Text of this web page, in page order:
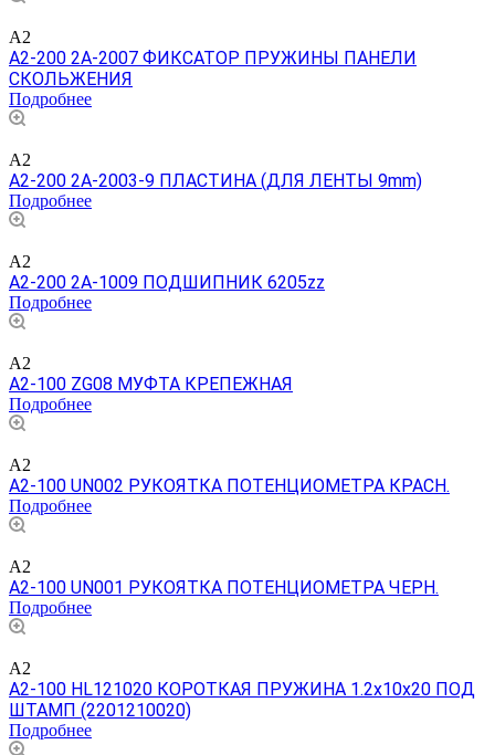
A2
A2-200 2A-2007 ФИКСАТОР ПРУЖИНЫ ПАНЕЛИ
СКОЛЬЖЕНИЯ
Подробнее
A2
A2-200 2A-2003-9 ПЛАСТИНА (ДЛЯ ЛЕНТЫ 9mm)
Подробнее
A2
A2-200 2A-1009 ПОДШИПНИК 6205zz
Подробнее
A2
A2-100 ZG08 МУФТА КРЕПЕЖНАЯ
Подробнее
A2
A2-100 UN002 РУКОЯТКА ПОТЕНЦИОМЕТРА КРАСН.
Подробнее
A2
A2-100 UN001 РУКОЯТКА ПОТЕНЦИОМЕТРА ЧЕРН.
Подробнее
A2
A2-100 HL121020 КОРОТКАЯ ПРУЖИНА 1.2x10x20 ПОД
ШТАМП (2201210020)
Подробнее